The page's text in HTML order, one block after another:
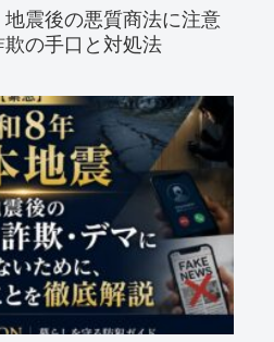
地震後の悪質商法に注意
欺の手口と対処法